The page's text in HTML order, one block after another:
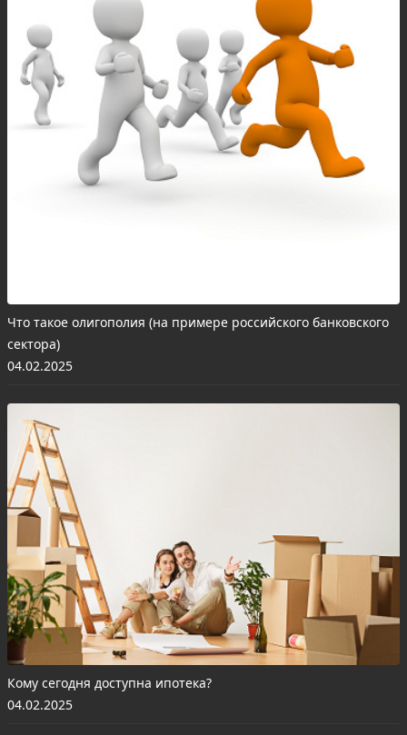
Что такое олигополия (на примере российского банковского
сектора)
04.02.2025
Кому сегодня доступна ипотека?
04.02.2025